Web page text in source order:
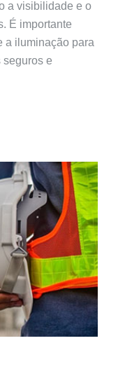
a visibilidade e o
É importante
a iluminação para
seguros e